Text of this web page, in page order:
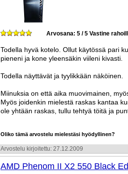
Arvosana: 5 / 5 Vastine
Todella hyvä kotelo. Ollut käytössä pari
pieneni ja kone yleensäkin viileni kivasti.
Todella näyttävät ja tyylikkään näköinen.
Miinuksia on että aika muovimainen,
Myös joidenkin mielestä raskas kantaa
ole yhtään raskas, tullu tehtyä töitä ja
Oliko tämä arvostelu mielestäsi hyödyllinen?
Arvostelu kirjoitettu: 27.12.2009
AMD Phenom II X2 550 Black